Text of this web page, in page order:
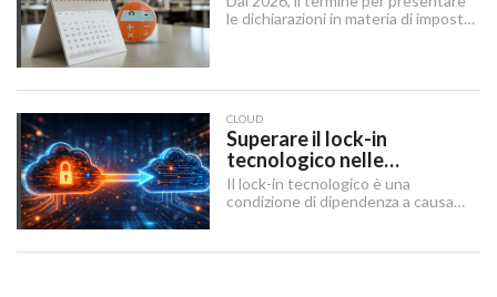
le dichiarazioni in materia di imposte
le stesse si riferiscono.
CLOUD
Superare il lock-in
tecnologico nelle
architetture IT
Il lock-in tecnologico è una
condizione di dipendenza a causa
a un fornitore specifico, a causa di